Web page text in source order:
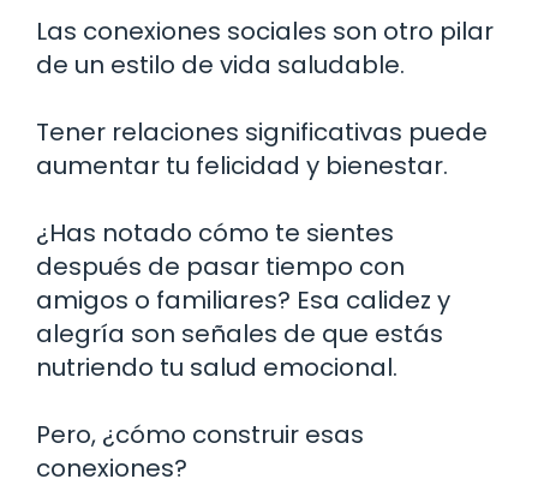
Las conexiones sociales son otro pilar
de un estilo de vida saludable.
Tener relaciones significativas puede
aumentar tu felicidad y bienestar.
¿Has notado cómo te sientes
después de pasar tiempo con
amigos o familiares? Esa calidez y
alegría son señales de que estás
nutriendo tu salud emocional.
Pero, ¿cómo construir esas
conexiones?